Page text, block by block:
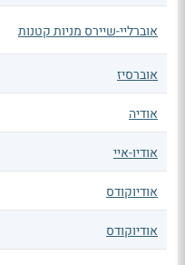
אוברליי-שיירס מניות קטנות
אוברסיז
אודיה
אודיו-איי
אודיוקודס
אודיוקודס